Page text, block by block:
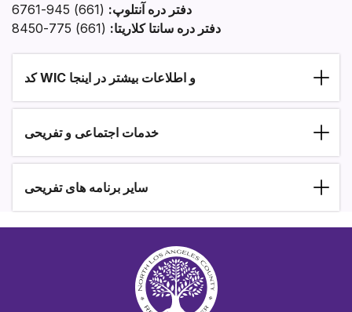
دفتر دره آنتلوپ:
دفتر دره سانتا کلاریتا:
Section heading
کد WIC و اطلاعات بیشتر در اینجا
سایر برنامه های تفریحی